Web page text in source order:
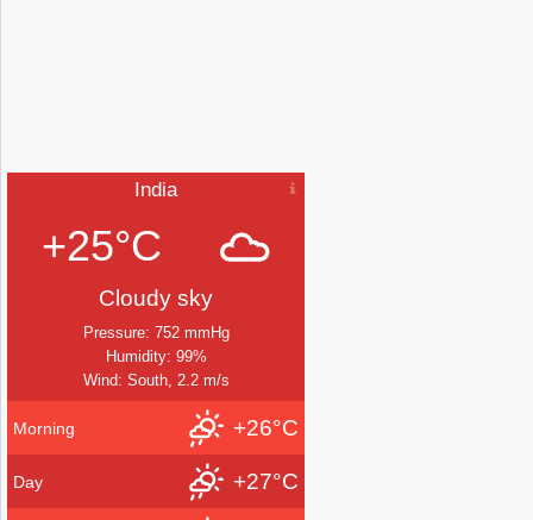
India
+25°C
Cloudy sky
Pressure: 752 mmHg
Humidity: 99%
Wind: South, 2.2 m/s
Morning +26°C
Day +27°C